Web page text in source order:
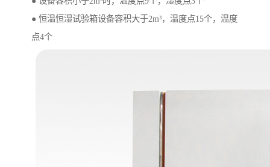
● 恒温恒湿试验箱设备容积大于2m³，温度点15个，温度
点4个